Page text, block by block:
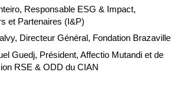
Responsable ESG & Impact,
et Partenaires (I&P)
Directeur Général, Fondation Brazaville
Guedj, Président, Affectio Mutandi et de
RSE & ODD du CIAN